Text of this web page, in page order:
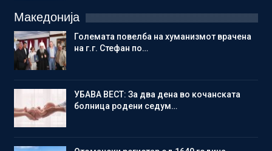
Македонија
Големата повелба на хуманизмот врачена
на г.г. Стефан по…
УБАВА ВЕСТ: За два дена во кочанската
болница родени седум…